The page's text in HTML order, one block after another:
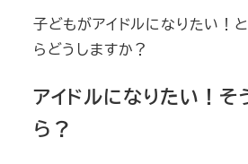
子どもがアイドルになりたい！
らどうしますか？
アイドルになりたい！そ
ら？